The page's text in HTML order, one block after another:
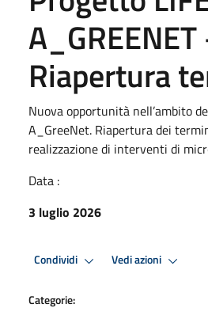
Riapertura
Nuova opportunità nell’ambito
A_GreeNet. Riapertura dei
realizzazione di interventi di
Data :
3 luglio 2026
Condividi Vedi azioni
Categorie: